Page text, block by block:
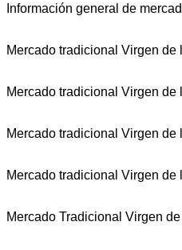
Información general de
Mercado tradicional Virgen de
Mercado tradicional Virgen de
Mercado tradicional Virgen de
Mercado tradicional Virgen de
Mercado Tradicional Virgen